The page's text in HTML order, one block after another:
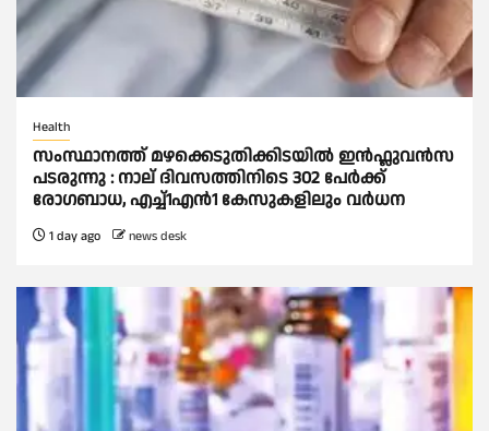
Health
സംസ്ഥാനത്ത് മഴക്കെടുതിക്കിടയില്‍ ഇൻഫ്ലുവൻസ
പടരുന്നു : നാല് ദിവസത്തിനിടെ 302 പേര്‍ക്ക്‌
രോഗബാധ, എച്ച്‌1എൻ1 കേസുകളിലും വര്‍ധന
1 day ago news desk